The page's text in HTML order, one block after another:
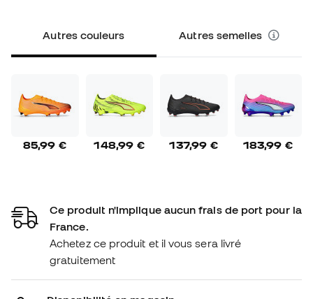
Autres couleurs Autres semelles
85,99 € 148,99 € 137,99 € 183,99 €
Ce produit n'implique aucun frais de port pour la
France.
Achetez ce produit et il vous sera livré
gratuitement